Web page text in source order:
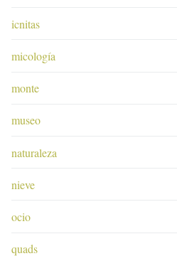
icnitas
micología
monte
museo
naturaleza
nieve
ocio
quads